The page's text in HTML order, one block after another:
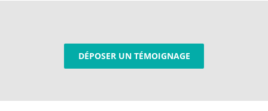
DÉPOSER UN TÉMOIGNAGE